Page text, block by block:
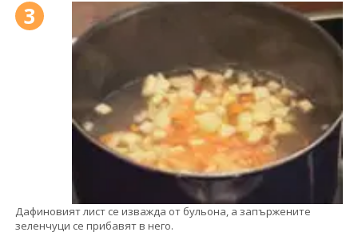
3
Дафиновият лист се изважда от бульона, а запържените
зеленчуци се прибавят в него.